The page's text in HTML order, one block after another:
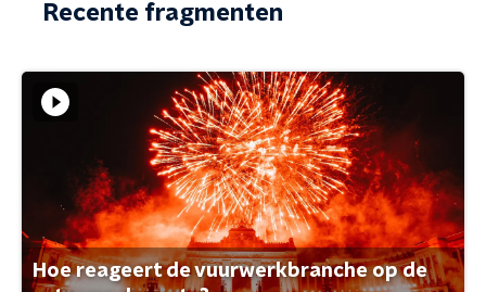
Recente fragmenten
Hoe reageert de vuurwerkbranche op de